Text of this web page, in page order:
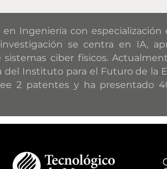
Ingeniería con
se centra en IA,
ciber físicos.
Instituto para el Futuro de la
2 patentes y ha presentado